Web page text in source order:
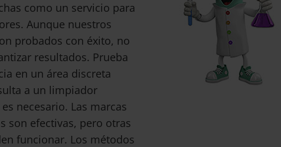
como un servicio para
Aunque nuestros
probados con éxito, no
resultados. Prueba
en un área discreta
a un limpiador
necesario. Las marcas
son efectivas, pero otras
funcionar. Los métodos